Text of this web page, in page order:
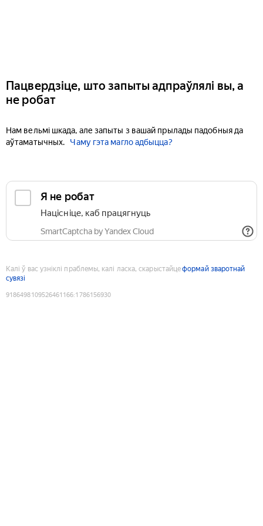
Пацвердзіце, што запыты адпраўлялі вы, а
не робат
Нам вельмі шкада, але запыты з вашай прылады падобныя да
аўтаматычных.
Чаму гэта магло адбыцца?
Я не робат
Націсніце, каб працягнуць
SmartCaptcha by Yandex Cloud
Калі ў вас узніклі праблемы, калі ласка, скарыстайцеформай зваротнай
сувязі
9186498109526461166:1786156930